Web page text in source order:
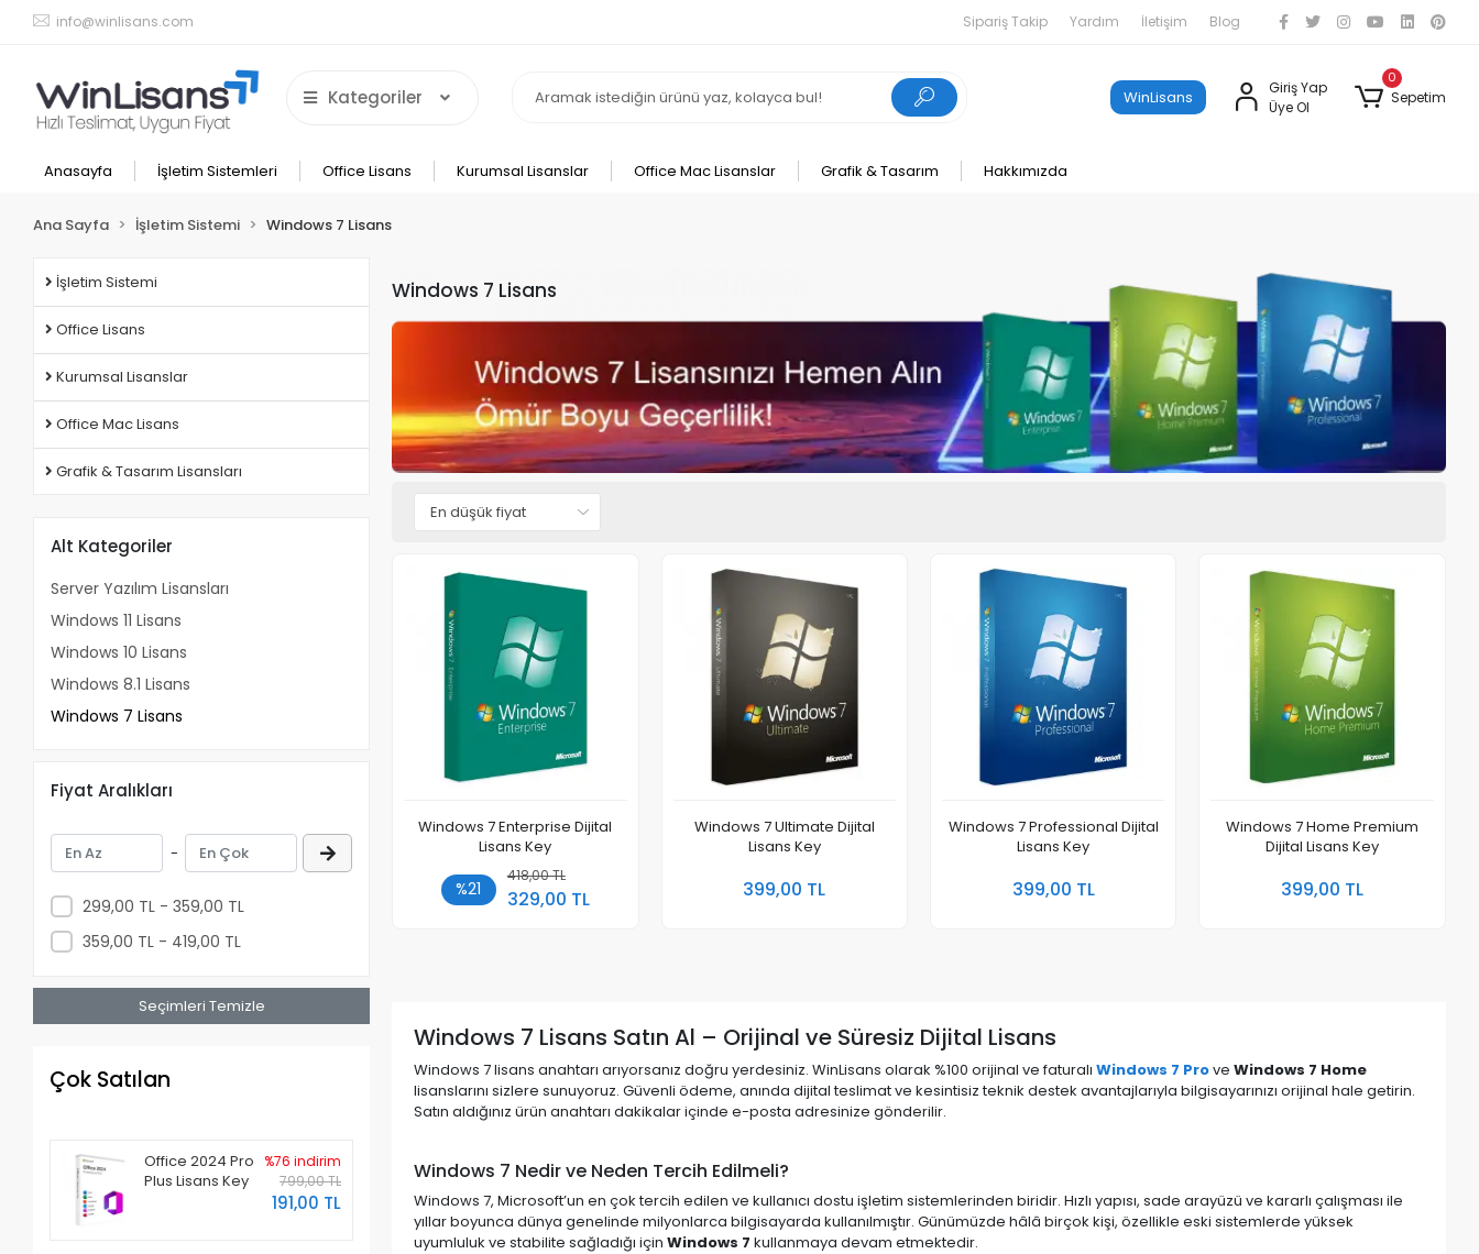
info@winlisans.com Sipariş Takip Yardım İletişim Blog
Kategoriler WinLisans
Giriş Yap
Üye Ol
0
Sepetim
Anasayfa İşletim Sistemleri Office Lisans Kurumsal Lisanslar Office Mac Lisanslar Grafik & Tasarım Hakkımızda
Ana Sayfa İşletim Sistemi Windows 7 Lisans
İşletim Sistemi
Office Lisans
Kurumsal Lisanslar
Office Mac Lisans
Grafik & Tasarım Lisansları
Alt Kategoriler
Server Yazılım Lisansları
Windows 11 Lisans
Windows 10 Lisans
Windows 8.1 Lisans
Windows 7 Lisans
Fiyat Aralıkları
-
299,00 TL - 359,00 TL
359,00 TL - 419,00 TL
Seçimleri Temizle
Çok Satılan
Office 2024 Pro
Plus Lisans Key
%76 indirim
799,00 TL
191,00 TL
Windows 7 Lisans
Windows 7 Enterprise Dijital
Lisans Key
%21
418,00 TL
329,00 TL
Sepete Ekle
Windows 7 Ultimate Dijital
Lisans Key
399,00 TL
Windows 7 Professional Dijital
Lisans Key
399,00 TL
Windows 7 Home Premium
Dijital Lisans Key
399,00 TL
Windows 7 Lisans Satın Al – Orijinal ve Süresiz Dijital Lisans
Windows 7 lisans anahtarı arıyorsanız doğru yerdesiniz. WinLisans olarak %100 orijinal ve faturalıWindows 7 ProveWindows 7 Home
lisanslarını sizlere sunuyoruz. Güvenli ödeme, anında dijital teslimat ve kesintisiz teknik destek avantajlarıyla bilgisayarınızı orijinal hale getirin.
Satın aldığınız ürün anahtarı dakikalar içinde e-posta adresinize gönderilir.
Windows 7 Nedir ve Neden Tercih Edilmeli?
Windows 7, Microsoft’un en çok tercih edilen ve kullanıcı dostu işletim sistemlerinden biridir. Hızlı yapısı, sade arayüzü ve kararlı çalışması ile
yıllar boyunca dünya genelinde milyonlarca bilgisayarda kullanılmıştır. Günümüzde hâlâ birçok kişi, özellikle eski sistemlerde yüksek
uyumluluk ve stabilite sağladığı içinWindows 7 kullanmaya devam etmektedir.